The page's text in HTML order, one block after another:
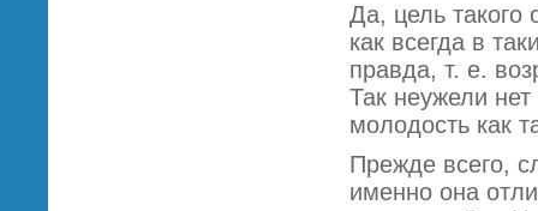
Да, цель
как всегда в
правда, т. е.
Так неужели
молодость как
Прежде всего,
именно она